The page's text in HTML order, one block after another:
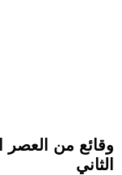
وقائع من العصر
الثاني